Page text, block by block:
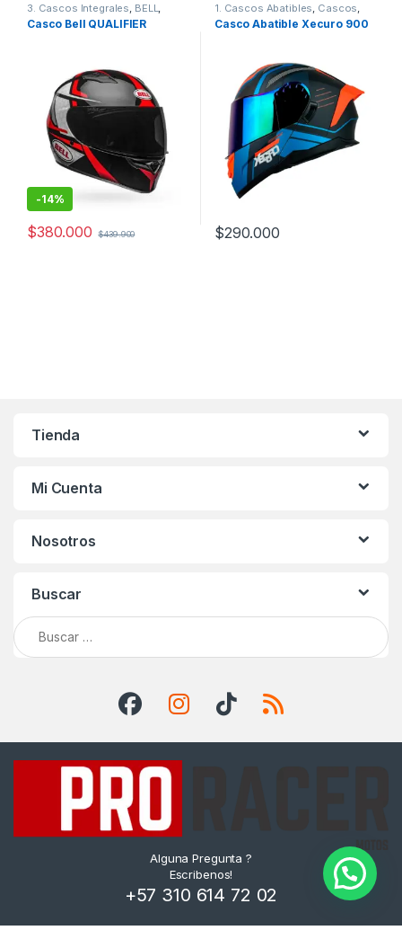
3. Cascos Integrales BELL
Cascos
Casco Bell QUALIFIER
-14%
$380.000 $439.900
1. Cascos Abatibles Cascos
Xecuro
Casco Abatible Xecuro 900
$290.000
Tienda
Mi Cuenta
Nosotros
Buscar
Buscar:
Alguna Pregunta ?
Escribenos!
+57 310 614 72 02